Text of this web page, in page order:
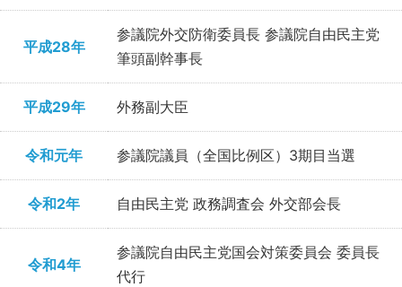
平成28年
参議院外交防衛委員長 参議院自由民主党
筆頭副幹事長
平成29年 外務副大臣
令和元年 参議院議員（全国比例区）3期目当選
令和2年 自由民主党 政務調査会 外交部会長
令和4年
参議院自由民主党国会対策委員会 委員長
代行